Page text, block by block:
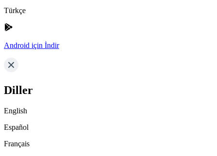
Türkçe
Android için İndir
Diller
English
Español
Français